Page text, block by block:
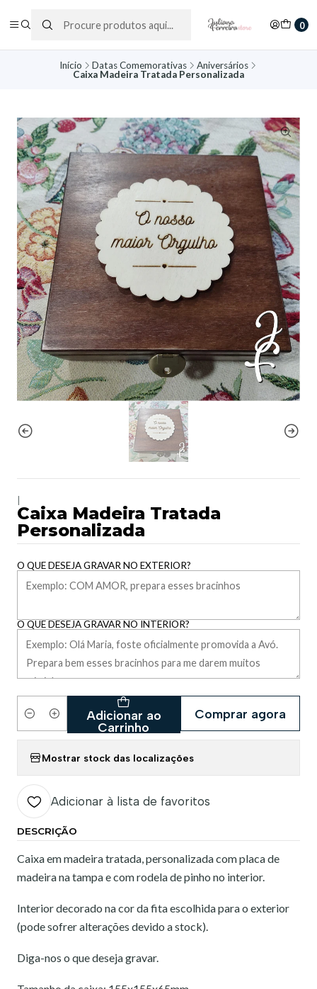
0
Início Datas Comemorativas
Aniversários
Caixa Madeira Tratada Personalizada
Caixa Madeira Tratada
Personalizada
O QUE DESEJA GRAVAR NO EXTERIOR?
O QUE DESEJA GRAVAR NO INTERIOR?
Quantidade
Adicionar ao
Carrinho
Comprar agora
Mostrar stock das localizações
Adicionar à lista de favoritos
DESCRIÇÃO
Caixa em madeira tratada, personalizada com placa de
madeira na tampa e com rodela de pinho no interior.
Interior decorado na cor da fita escolhida para o exterior
(pode sofrer alterações devido a stock).
Diga-nos o que deseja gravar.